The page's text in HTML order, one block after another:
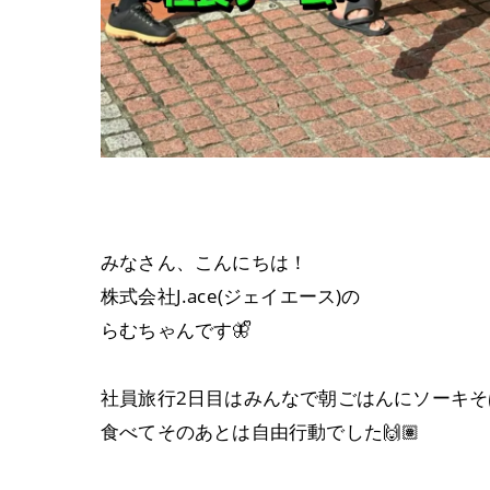
みなさん、こんにちは！
株式会社J.ace(ジェイエース)の
らむちゃんです🦋ᩚ
社員旅行2日目はみんなで朝ごはんにソーキ
食べてそのあとは自由行動でした🙌🏽